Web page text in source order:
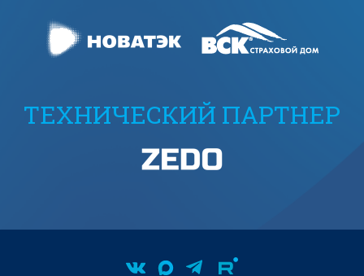
ТЕХНИЧЕСКИЙ ПАРТНЕР